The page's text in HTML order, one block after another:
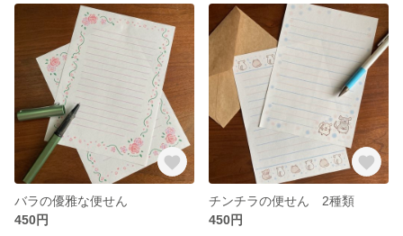
バラの優雅な便せん
450円
チンチラの便せん 2種類
450円